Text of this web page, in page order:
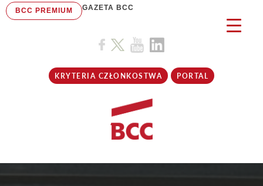
BCC PREMIUM GAZETA BCC
KRYTERIA CZŁONKOSTWA PORTAL